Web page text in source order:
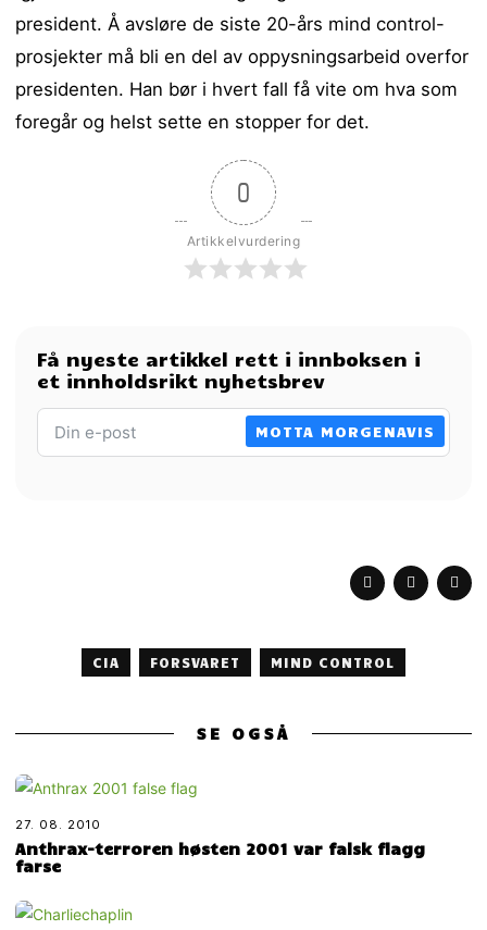
president. Å avsløre de siste 20-års mind control-
prosjekter må bli en del av oppysningsarbeid overfor
presidenten. Han bør i hvert fall få vite om hva som
foregår og helst sette en stopper for det.
0
Artikkelvurdering
Få nyeste artikkel rett i innboksen i
et innholdsrikt nyhetsbrev
MOTTA MORGENAVIS
CIA FORSVARET MIND CONTROL
SE OGSÅ
27. 08. 2010
Anthrax-terroren høsten 2001 var falsk flagg
farse